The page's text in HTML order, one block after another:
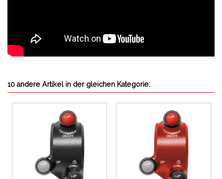
10 andere Artikel in der gleichen Kategorie: